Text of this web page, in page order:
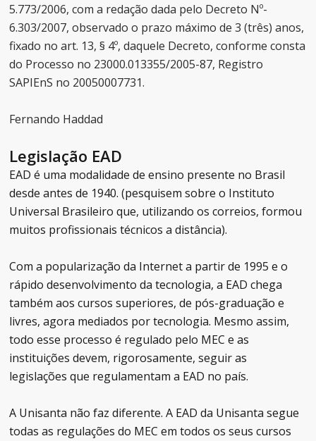
5.773/2006, com a redação dada pelo Decreto Nº-
6.303/2007, observado o prazo máximo de 3 (três) anos,
fixado no art. 13, § 4º, daquele Decreto, conforme consta
do Processo no 23000.013355/2005-87, Registro
SAPIEnS no 20050007731.
Fernando Haddad
Legislação EAD
EAD é uma modalidade de ensino presente no Brasil
desde antes de 1940. (pesquisem sobre o Instituto
Universal Brasileiro que, utilizando os correios, formou
muitos profissionais técnicos a distância).
Com a popularização da Internet a partir de 1995 e o
rápido desenvolvimento da tecnologia, a EAD chega
também aos cursos superiores, de pós-graduação e
livres, agora mediados por tecnologia. Mesmo assim,
todo esse processo é regulado pelo MEC e as
instituições devem, rigorosamente, seguir as
legislações que regulamentam a EAD no país.
A Unisanta não faz diferente. A EAD da Unisanta segue
todas as regulações do MEC em todos os seus cursos